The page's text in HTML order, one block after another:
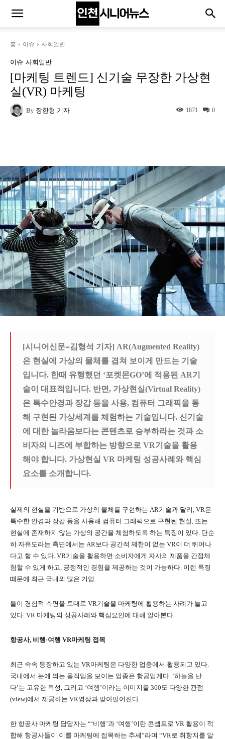
홈 이슈 사회일반
이슈 사회일반
[마케팅 트렌드] 신기술 무장한 가상현
실(VR) 마케팅
By 장한형 기자 0
1871
[시니어신문=김형석 기자] AR(Augmented Reality)
은 현실에 가상의 물체를 겹쳐 보이게 만드는 기술
입니다. 한때 유행했던 ‘포켓몬GO’에 적용된 AR기
술이 대표적입니다. 반면, 가상현실(Virtual Reality)
은 특수안경과 장갑 등을 사용, 컴퓨터 그래픽을 통
해 구현된 가상세계를 체험하는 기술입니다. 신기술
에 대한 놀라움보다는 콘텐츠로 승부하라는 것과 소
비자의 니즈에 부합하는 방향으로 VR기술을 활용
해야 합니다. 가상현실 VR 마케팅 성공사례와 핵심
요소를 소개합니다.
실제의 현실을 기반으로 가상의 물체를 구현하는 AR기술과 달리, VR은
특수한 안경과 장갑 등을 사용해 컴퓨터 그래픽으로 구현된 현실, 또는
현실에 존재하지 않는 가상의 공간을 체험하도록 하는 특징이 있다. 단순
히 자유도라는 측면에서는 AR보다 공간적 제한이 없는 VR이 더 뛰어나
다고 할 수 있다. VR기술을 활용하면 소비자에게 자사의 제품을 간접체
험할 수 있게 하고, 긍정적인 경험을 제공하는 것이 가능하다. 이런 특징
때문에 최근 국내외 많은 기업
들이 경험적 측면을 토대로 VR기술을 마케팅에 활용하는 사례가 늘고
있다. VR 마케팅의 성공사례와 핵심요인에 대해 알아본다.
항공사, 비행·여행 VR마케팅 접목
최근 속속 등장하고 있는 VR마케팅은 다양한 업종에서 활용되고 있다.
국내에서 눈에 띄는 움직임을 보이는 업종은 항공업계다. ‘하늘을 난
다’는 고유한 특성, 그리고 ‘여행’이라는 이미지를 360도 다양한 관점
(view)에서 제공하는 VR영상과 맞아떨어진다.
한 항공사 마케팅 담당자는 “‘비행’과 ‘여행’이란 콘셉트로 VR 활용이 적
합해 항공사들이 이를 마케팅에 접목하는 추세”라며 “VR로 취항지를 알